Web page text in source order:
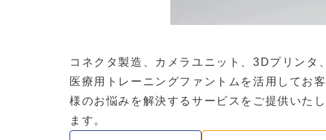
コネクタ製造、カメラユニット、3Dプリンタ、
医療用トレーニングファントムを活用してお客
様のお悩みを解決するサービスをご提供いたし
ます。